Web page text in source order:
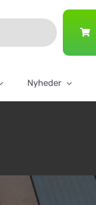
Nyheder